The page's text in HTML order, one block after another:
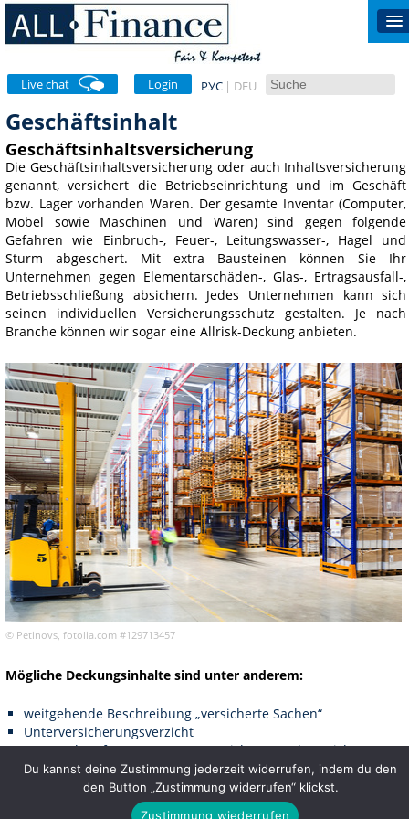
Login
Live chat РУС DEU
Geschäftsinhalt
Geschäftsinhaltsversicherung
Die Geschäftsinhaltsversicherung oder auch Inhaltsversicherung
genannt, versichert die Betriebseinrichtung und im Geschäft
bzw. Lager vorhanden Waren. Der gesamte Inventar (Computer,
Möbel sowie Maschinen und Waren) sind gegen folgende
Gefahren wie Einbruch-, Feuer-, Leitungswasser-, Hagel und
Sturm abgeschert. Mit extra Bausteinen können Sie Ihr
Unternehmen gegen Elementarschäden-, Glas-, Ertragsausfall-,
Betriebsschließung absichern. Jedes Unternehmen kann sich
seinen individuellen Versicherungsschutz gestalten. Je nach
Branche können wir sogar eine Allrisk-Deckung anbieten.
© Petinovs, fotolia.com #129713457
Mögliche Deckungsinhalte sind unter anderem:
weitgehende Beschreibung „versicherte Sachen“
Unterversicherungsverzicht
Anspruch auf Neuwert wenn versicherte Sachen nicht
wiederhergestellt oder-beschafft
Neuwertentschädigung f. techn.kfm. BE
Verzicht auf Einwand grober Fahrlässigkeit
Du kannst deine Zustimmung jederzeit widerrufen, indem du den
den Button „Zustimmung widerrufen“ klickst.
Zustimmung wiederrufen